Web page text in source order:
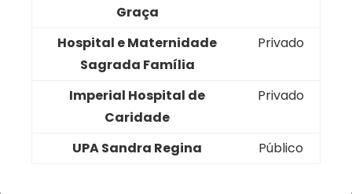
Graça
Hospital e Maternidade
Sagrada Família
Privado
Imperial Hospital de
Caridade
Privado
UPA Sandra Regina Público